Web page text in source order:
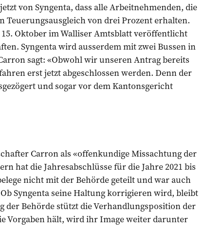
von Syngenta, dass alle Arbeitnehmenden, die
Teuerungsausgleich von drei Prozent erhalten.
Oktober im Walliser Amtsblatt veröffentlicht
Syngenta wird ausserdem mit zwei Bussen in
sagt: «Obwohl wir unseren Antrag bereits
erst jetzt abgeschlossen werden. Denn der
und sogar vor dem Kantonsgericht
Carron als «offenkundige Missachtung der
hat die Jahresabschlüsse für die Jahre 2021 bis
nicht mit der Behörde geteilt und war auch
Syngenta seine Haltung korrigieren wird, bleibt
der Behörde stützt die Verhandlungsposition der
Vorgaben hält, wird ihr Image weiter ­darunter